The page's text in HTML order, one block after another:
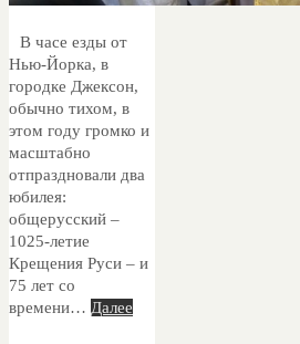
В часе езды от
Нью-Йорка, в
городке Джексон,
обычно тихом, в
этом году громко и
масштабно
отпраздновали два
юбилея:
общерусский –
1025-летие
Крещения Руси – и
75 лет со
времени… Далее